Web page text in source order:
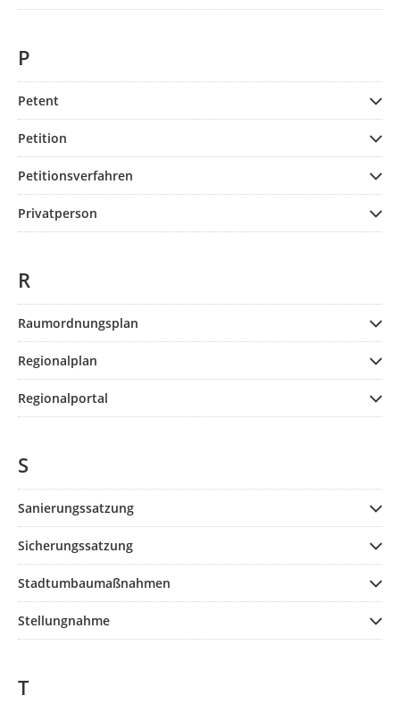
P
Petent
Petition
Petitionsverfahren
Privatperson
R
Raumordnungsplan
Regionalplan
Regionalportal
S
Sanierungssatzung
Sicherungssatzung
Stadtumbaumaßnahmen
Stellungnahme
T